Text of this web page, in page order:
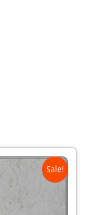
Sale!